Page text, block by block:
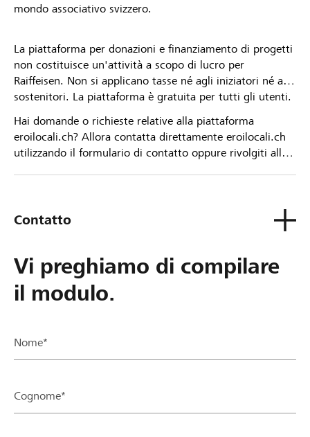
mondo associativo svizzero.
La piattaforma per donazioni e finanziamento di progetti
non costituisce un'attività a scopo di lucro per
Raiffeisen. Non si applicano tasse né agli iniziatori né ai
sostenitori. La piattaforma è gratuita per tutti gli utenti.
Hai domande o richieste relative alla piattaforma
eroilocali.ch? Allora contatta direttamente eroilocali.ch
utilizzando il formulario di contatto oppure rivolgiti alla
Contatto
Vi preghiamo di compilare
il modulo.
Nome*
Cognome*